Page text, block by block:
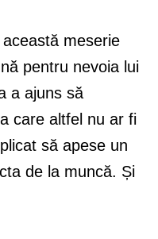
meserie
pentru nevoia lui
a ajuns să
care altfel nu ar fi
să apese un
de la muncă. Și